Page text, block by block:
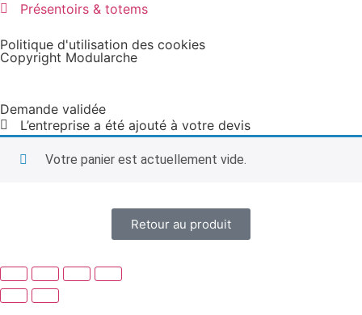
Présentoirs & totems
Politique d'utilisation des cookies
Copyright Modularche
Demande validée
L’entreprise a été ajouté à votre devis
Votre panier est actuellement vide.
Retour au produit